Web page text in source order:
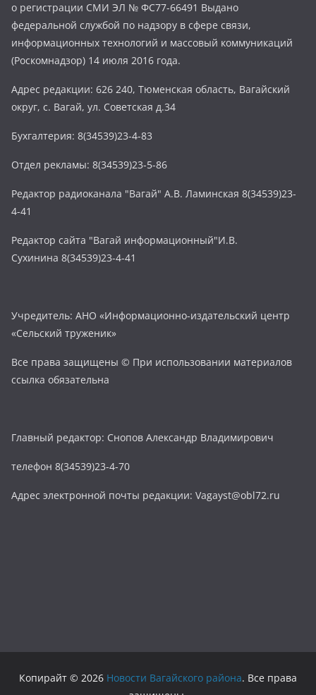
о регистрации СМИ ЭЛ № ФС77-66491 Выдано
федеральной службой по надзору в сфере связи,
информационных технологий и массовый коммуникаций
(Роскомнадзор) 14 июля 2016 года.
Адрес редакции: 626 240, Тюменская область, Вагайский
округ, с. Вагай, ул. Советская д.34
Бухгалтерия: 8(34539)23-4-83
Отдел рекламы: 8(34539)23-5-86
Редактор радиоканала "Вагай" А.В. Ламинская 8(34539)23-
4-41
Редактор сайта "Вагай информационный"И.В.
Сухинина 8(34539)23-4-41
Учредитель: АНО «Информационно-издательский центр
«Сельский труженик»
Все права защищены © При использовании материалов
ссылка обязательна
Главный редактор: Снопов Александр Владимирович
телефон 8(34539)23-4-70
Адрес электронной почты редакции: Vagayst@obl72.ru
Копирайт © 2026 Новости Вагайского района. Все права